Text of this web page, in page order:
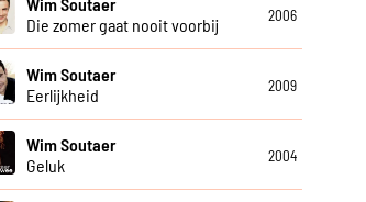
Die zomer gaat nooit voorbij
2006
Wim Soutaer
Eerlijkheid
2009
Wim Soutaer
Geluk
2004